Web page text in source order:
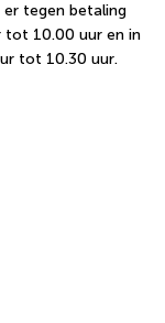
tegen betaling
tot 10.00 uur en in
tot 10.30 uur.